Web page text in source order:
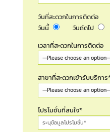
วันที่สะดวกในการติดต่อ
วันนี้
วันถัดไป
เวลาที่สะดวกในการติดต่อ
สาขาที่สะดวกเข้ารับบริการ*
โปรโมชั่นที่สนใจ*